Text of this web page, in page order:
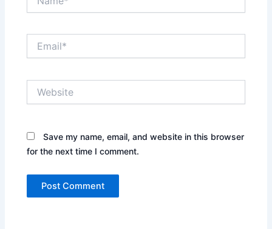
Save my name, email, and website in this browser
for the next time I comment.